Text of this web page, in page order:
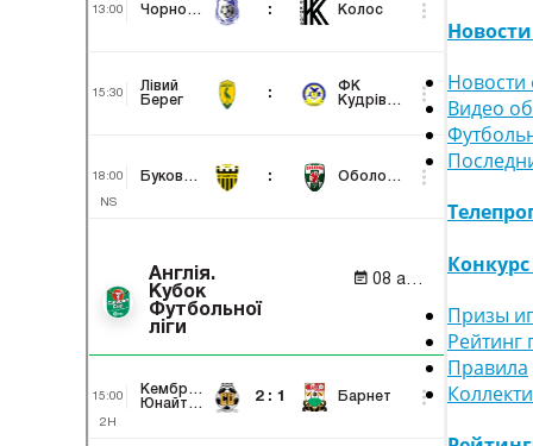
Новости
Видео
Призы
Рейтинг
Правила